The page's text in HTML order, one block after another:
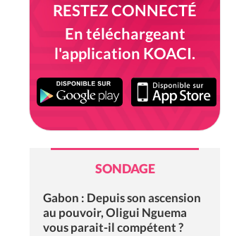
RESTEZ CONNECTÉ
En téléchargeant
l'application KOACI.
SONDAGE
Gabon : Depuis son ascension
au pouvoir, Oligui Nguema
vous parait-il compétent ?